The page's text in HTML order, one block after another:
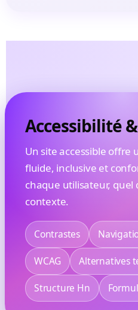
Accessibilité &
Un site accessible offre
fluide, inclusive et
chaque utilisateur, quel
contexte.
Contrastes
WCAG Alternatives
Structure Hn